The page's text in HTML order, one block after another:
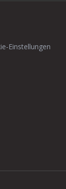
Einstellungen